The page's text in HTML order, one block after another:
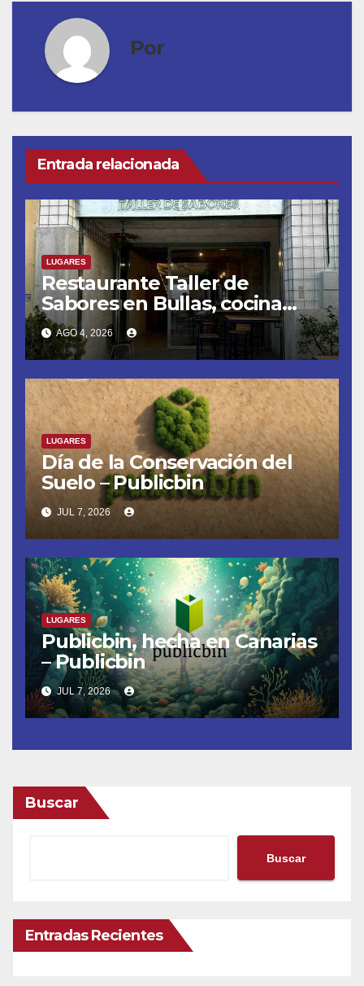
Por
Entrada relacionada
LUGARES
Restaurante Taller de
Sabores en Bullas, cocina
ecléctica
AGO 4, 2026
LUGARES
Día de la Conservación del
Suelo – Publicbin
JUL 7, 2026
LUGARES
Publicbin, hecha en Canarias
– Publicbin
JUL 7, 2026
Buscar
Buscar
Entradas Recientes